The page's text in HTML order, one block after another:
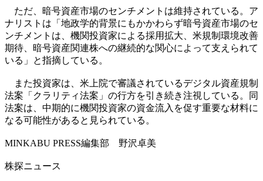
ただ、暗号資産市場のセンチメントは維持されている。ア
ナリストは「地政学的背景にもかかわらず暗号資産市場のセ
ンチメントは、機関投資家による採用拡大、米規制環境改善
期待、暗号資産関連株への継続的な関心によって支えられて
いる」と指摘している。
また投資家は、米上院で審議されているデジタル資産規制
法案「クラリティ法案」の行方を引き続き注視している。同
法案は、中期的に機関投資家の資金流入を促す重要な材料に
なる可能性があると見られている。
MINKABU PRESS編集部 野沢卓美
株探ニュース